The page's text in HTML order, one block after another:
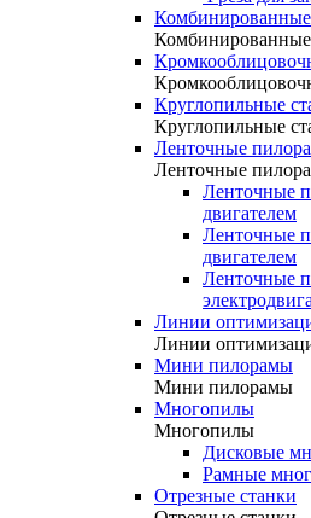
Комбинированные
Комбинированные
Круглопильные
Круглопильные
Ленточные
Ленточные
Ленточные
двигателем
Ленточные
двигателем
Ленточные
Линии
Линии
Мини пилорамы
Мини пилорамы
Многопилы
Многопилы
Дисковые
Рамные
Отрезные станки